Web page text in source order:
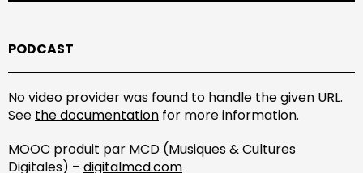
PODCAST
No video provider was found to handle the given URL.
See the documentation for more information.
MOOC produit par MCD (Musiques & Cultures
Digitales) – digitalmcd.com